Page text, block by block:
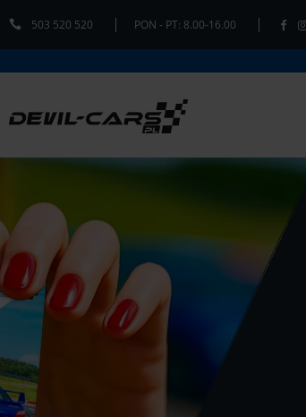
503 520 520 PON - PT: 8.00-16.00